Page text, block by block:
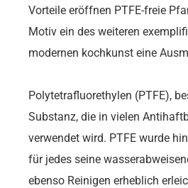
Vorteile eröffnen PTFE-freie
Motiv ein des weiteren
modernen kochkunst eine
Polytetrafluorethylen (PTFE),
Substanz, die in vielen
verwendet wird. PTFE wurde
für jedes seine
ebenso Reinigen erheblich